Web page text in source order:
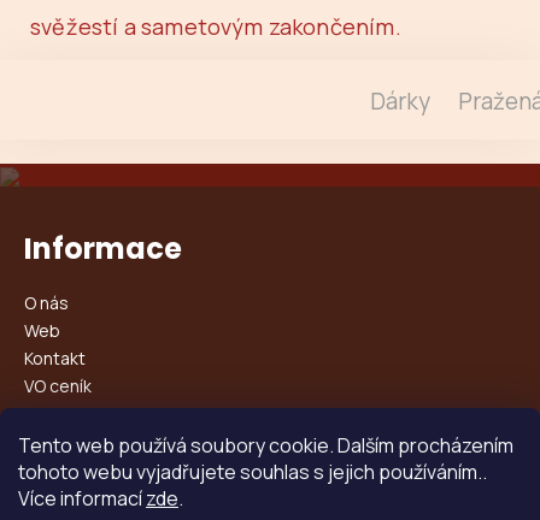
Tento web používá soubory cookie. Dalším procházením
tohoto webu vyjadřujete souhlas s jejich používáním..
Více informacízde.
svěžestí a sametovým zakončením.
Dárky
Informace
O nás
Web
Kontakt
VO ceník
Obchodní podmínky
Podmínky ochrany osobních údajů